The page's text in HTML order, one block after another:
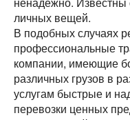
личных вещей.
В подобных случаях
профессиональные
компании, имеющие
различных грузов в
услугам быстрые и
перевозки ценных